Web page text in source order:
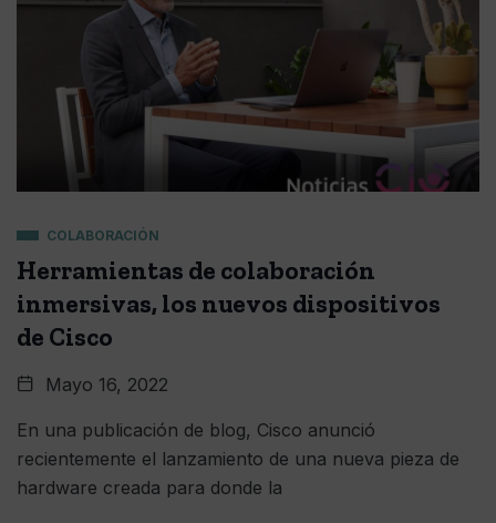
COLABORACIÓN
Herramientas de colaboración
inmersivas, los nuevos dispositivos
de Cisco
Mayo 16, 2022
En una publicación de blog, Cisco anunció
recientemente el lanzamiento de una nueva pieza de
hardware creada para donde la